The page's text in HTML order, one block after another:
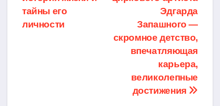
Эдгарда
Запашного —
скромное детство,
впечатляющая
карьера,
великолепные
достижения
тайны его
личности